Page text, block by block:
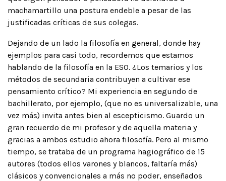
machamartillo una postura endeble a pesar de las
justificadas críticas de sus colegas.
Dejando de un lado la filosofía en general, donde hay
ejemplos para casi todo, recordemos que estamos
hablando de la filosofía en la ESO. ¿Los temarios y los
métodos de secundaria contribuyen a cultivar ese
pensamiento crítico? Mi experiencia en segundo de
bachillerato, por ejemplo, (que no es universalizable, una
vez más) invita antes bien al escepticismo. Guardo un
gran recuerdo de mi profesor y de aquella materia y
gracias a ambos estudio ahora filosofía. Pero al mismo
tiempo, se trataba de un programa hagiográfico de 15
autores (todos ellos varones y blancos, faltaría más)
clásicos y convencionales a más no poder, enseñados